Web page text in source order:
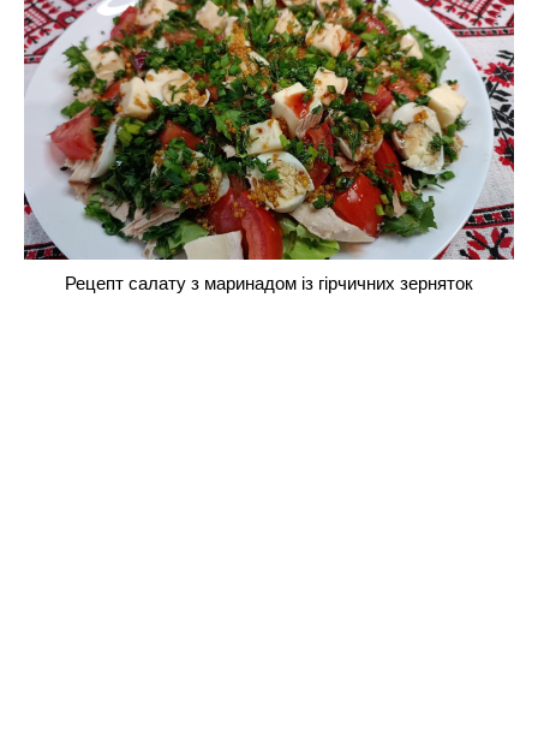
Рецепт салату з маринадом із гірчичних зерняток